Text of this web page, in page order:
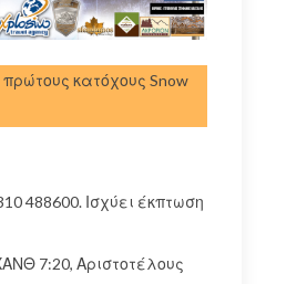
πρώτους κατόχους Snow
488600. Ισχύει έκπτωση
7:20, Αριστοτέλους